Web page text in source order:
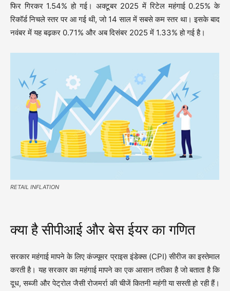
फिर गिरकर 1.54% हो गई। अक्टूबर 2025 में रिटेल महंगाई 0.25% के
रिकॉर्ड निचले स्तर पर आ गई थी, जो 14 साल में सबसे कम स्तर था। इसके बाद
नवंबर में यह बढ़कर 0.71% और अब दिसंबर 2025 में 1.33% हो गई है।
RETAIL INFLATION
क्या है सीपीआई और बेस ईयर का गणित
सरकार महंगाई मापने के लिए कंज्यूमर प्राइस इंडेक्स (CPI) सीरीज का इस्तेमाल
करती है। यह सरकार का महंगाई मापने का एक आसान तरीका है जो बताता है कि
दूध, सब्जी और पेट्रोल जैसी रोजमर्रा की चीजें कितनी महंगी या सस्ती हो रही हैं।